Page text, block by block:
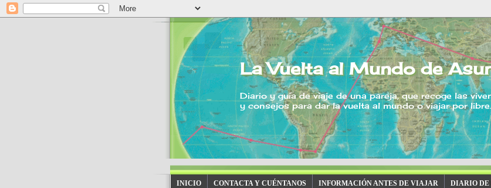
La Vuelta al Mundo de
Diario y guía de viaje de una pareja, que recoge las
y consejos para dar la vuelta al mundo o viajar por libre.
INICIO CONTACTA Y CUÉNTANOS INFORMACIÓN ANTES DE VIAJAR DIARIO DE